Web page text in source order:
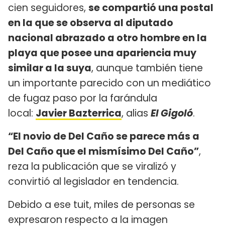
cien seguidores, se compartió una postal
en la que se observa al diputado
nacional abrazado a otro hombre en la
playa que posee una apariencia muy
similar a la suya, aunque también tiene
un importante parecido con un mediático
de fugaz paso por la farándula
local: Javier Bazterrica, alias El Gigoló.
“El novio de Del Caño se parece más a
Del Caño que el mismísimo Del Caño”,
reza la publicación que se viralizó y
convirtió al legislador en tendencia.
Debido a ese tuit, miles de personas se
expresaron respecto a la imagen